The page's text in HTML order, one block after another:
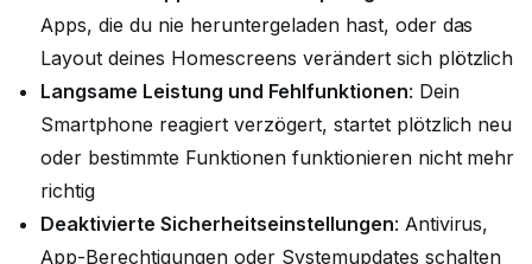
Apps, die du nie heruntergeladen hast, oder das
Layout deines Homescreens verändert sich plötzlich
Langsame Leistung und Fehlfunktionen: Dein
Smartphone reagiert verzögert, startet plötzlich neu
oder bestimmte Funktionen funktionieren nicht mehr
richtig
Deaktivierte Sicherheitseinstellungen: Antivirus,
App-Berechtigungen oder Systemupdates schalten